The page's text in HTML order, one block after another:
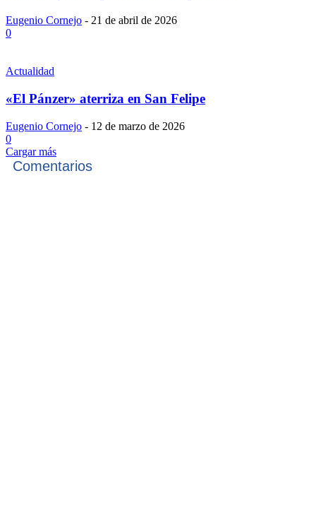
Eugenio Cornejo - 21 de abril de 2026
0
Actualidad
«El Pánzer» aterriza en San Felipe
Eugenio Cornejo - 12 de marzo de 2026
0
Cargar más
Comentarios